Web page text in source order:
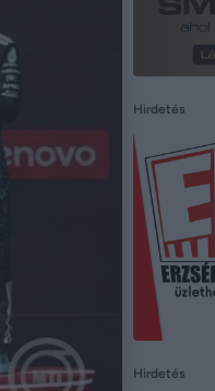
Hirdetés
Hirdetés